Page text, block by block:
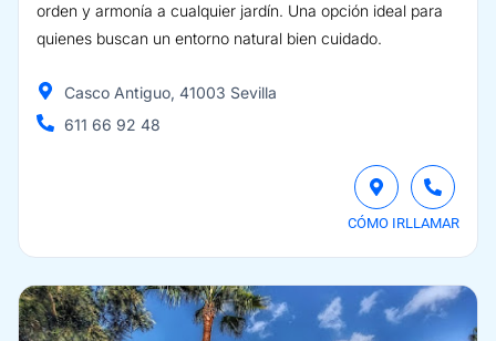
orden y armonía a cualquier jardín. Una opción ideal para
quienes buscan un entorno natural bien cuidado.
Casco Antiguo, 41003 Sevilla
611 66 92 48
CÓMO IRLLAMAR